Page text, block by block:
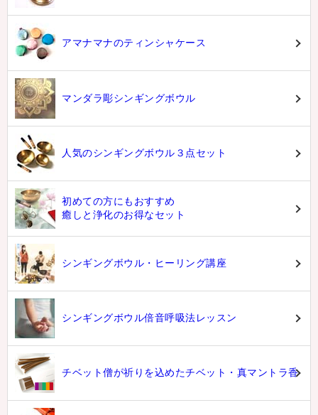
アマナマナのティンシャケース
マンダラ彫シンギングボウル
人気のシンギングボウル３点セット
初めての方にもおすすめ
癒しと浄化のお得なセット
シンギングボウル・ヒーリング講座
シンギングボウル倍音呼吸法レッスン
チベット僧が祈りを込めたチベット・真マントラ香